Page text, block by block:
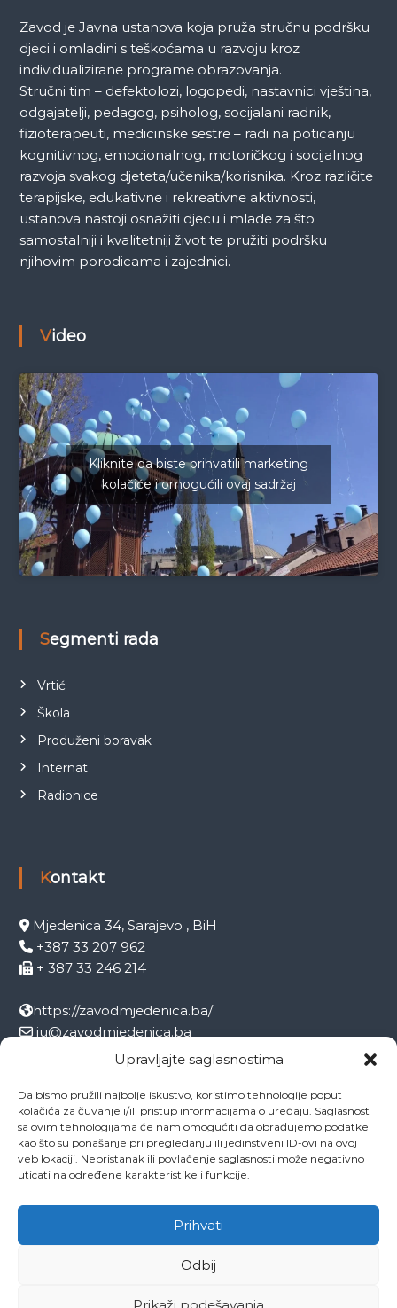
Upravljajte saglasnostima
Da bismo pružili najbolje iskustvo, koristimo tehnologije poput
kolačića za čuvanje i/ili pristup informacijama o uređaju. Saglasnost
sa ovim tehnologijama će nam omogućiti da obrađujemo podatke
kao što su ponašanje pri pregledanju ili jedinstveni ID-ovi na ovoj
veb lokaciji. Nepristanak ili povlačenje saglasnosti može negativno
uticati na određene karakteristike i funkcije.
Prihvati
Odbij
Prikaži podešavanja
Zavod je Javna ustanova koja pruža stručnu podršku
djeci i omladini s teškoćama u razvoju kroz
individualizirane programe obrazovanja.
Stručni tim – defektolozi, logopedi, nastavnici vještina,
odgajatelji, pedagog, psiholog, socijalani radnik,
fizioterapeuti, medicinske sestre – radi na poticanju
kognitivnog, emocionalnog, motoričkog i socijalnog
razvoja svakog djeteta/učenika/korisnika. Kroz različite
terapijske, edukativne i rekreativne aktivnosti,
ustanova nastoji osnažiti djecu i mlade za što
samostalniji i kvalitetniji život te pružiti podršku
njihovim porodicama i zajednici.
Video
Kliknite da biste prihvatili marketing
kolačiće i omogućili ovaj sadržaj
Segmenti rada
Vrtić
Škola
Produženi boravak
Internat
Radionice
Kontakt
Mjedenica 34, Sarajevo , BiH
+387 33 207 962
+ 387 33 246 214
https://zavodmjedenica.ba/
ju@zavodmjedenica.ba
info@zamjed.edu.ba
Direktor:
+ 387 33 207 963
Sekretar:
+ 387 33 215 668
Pedagog:
+ 387 33 246 212
Psiholog:
+ 387 33 246 208
+ 387 33 207 001
ZAVOD MJEDENICA SARAJEVO